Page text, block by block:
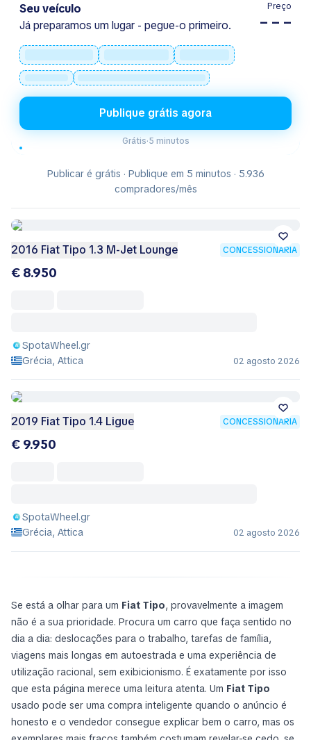
Seu veículo
Já preparamos um lugar - pegue-o primeiro.
Preço
– – –
Publique grátis agora
Grátis·5 minutos
Publicar é grátis · Publique em 5 minutos · 5.936
compradores/mês
2016 Fiat Tipo 1.3 M-Jet Lounge CONCESSIONÁRIA
€ 8.950
SpotaWheel.gr
Grécia, Attica
02 agosto 2026
2019 Fiat Tipo 1.4 Ligue CONCESSIONÁRIA
€ 9.950
SpotaWheel.gr
Grécia, Attica
02 agosto 2026
Se está a olhar para um Fiat Tipo, provavelmente a imagem
não é a sua prioridade. Procura um carro que faça sentido no
dia a dia: deslocações para o trabalho, tarefas de família,
viagens mais longas em autoestrada e uma experiência de
utilização racional, sem exibicionismo. É exatamente por isso
que esta página merece uma leitura atenta. Um Fiat Tipo
usado pode ser uma compra inteligente quando o anúncio é
honesto e o vendedor consegue explicar bem o carro, mas os